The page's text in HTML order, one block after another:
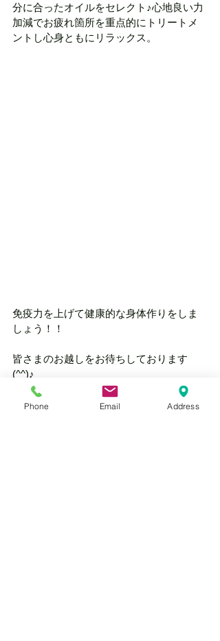
分に合ったオイルをセレクト♪心地良い力
加減でお疲れ箇所を重点的にトリートメ
ントし心身ともにリラックス。
免疫力を上げて健康的な身体作りをしま
しょう！！
皆さまのお越しをお待ちしております
(^^)♪
お得なクーポンはこちらから。
Phone Email Address